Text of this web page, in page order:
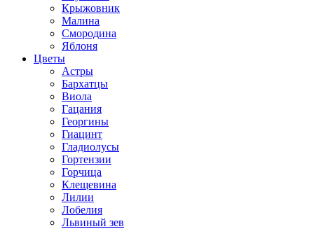
Крыжовник
Малина
Смородина
Яблоня
Цветы
Астры
Бархатцы
Виола
Гацания
Георгины
Гиацинт
Гладиолусы
Гортензии
Горчица
Клещевина
Лилии
Лобелия
Львиный зев